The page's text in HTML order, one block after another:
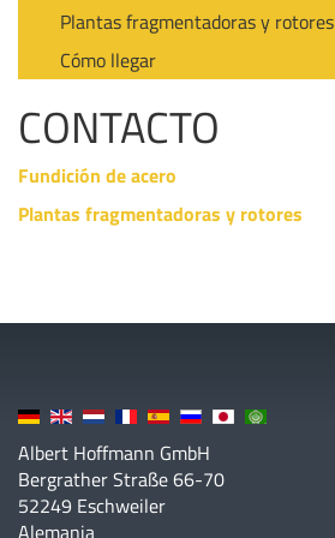
Plantas fragmentadoras y rotores
Cómo llegar
CONTACTO
Fundición de acero
Plantas fragmentadoras y rotores
Albert Hoffmann GmbH
Bergrather Straße 66-70
52249 Eschweiler